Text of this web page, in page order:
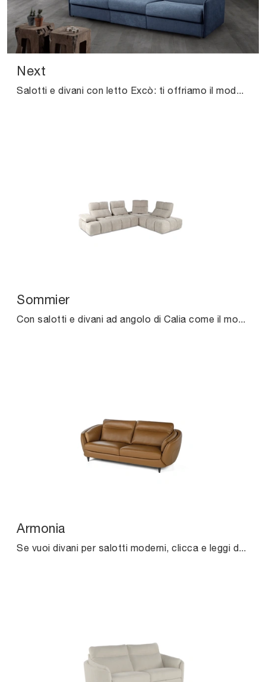
Next
Salotti e divani con letto Excò: ti offriamo il modello Next in tessuto per valorizzare la zona giorno.
Sommier
Con salotti e divani ad angolo di Calia come il modello Sommier in tessuto, potrai completare il tuo progetto d'arredo.
Armonia